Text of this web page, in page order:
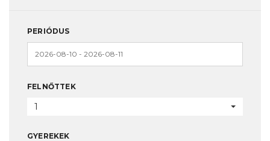
PERIÓDUS
FELNŐTTEK
1
GYEREKEK